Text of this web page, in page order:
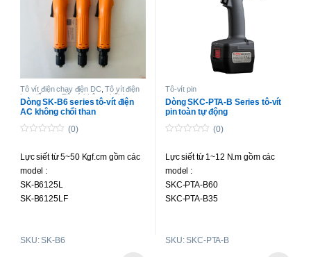
Chiều dài (mm): 220
Bộ điều khiển tua vít điện áp
dụng: BSD-36P
Đầu vít áp dụng: M6 (Ø5mm)
Tô vít điện chạy điện DC,Tô vít điện
lực siết cao,Tô-vít không chổi than
lực siết cao
Dòng SK-B6 series tô-vít điện
AC không chổi than
o
f
(0)
Lực siết từ 5~50 Kgf.cm gồm các
model :
SK-B6125L
SK-B6125LF
SK-B6230LF
SKU: SK-B6
Tô-vít pin
Dòng SKC-PTA-B Series tô-vít
pin toàn tự động
o
f
(0)
Lực siết từ 1~12 N.m gồm các
model :
SKC-PTA-B60
SKC-PTA-B35
SKC-PTA-B90
SKU: SKC-PTA-B